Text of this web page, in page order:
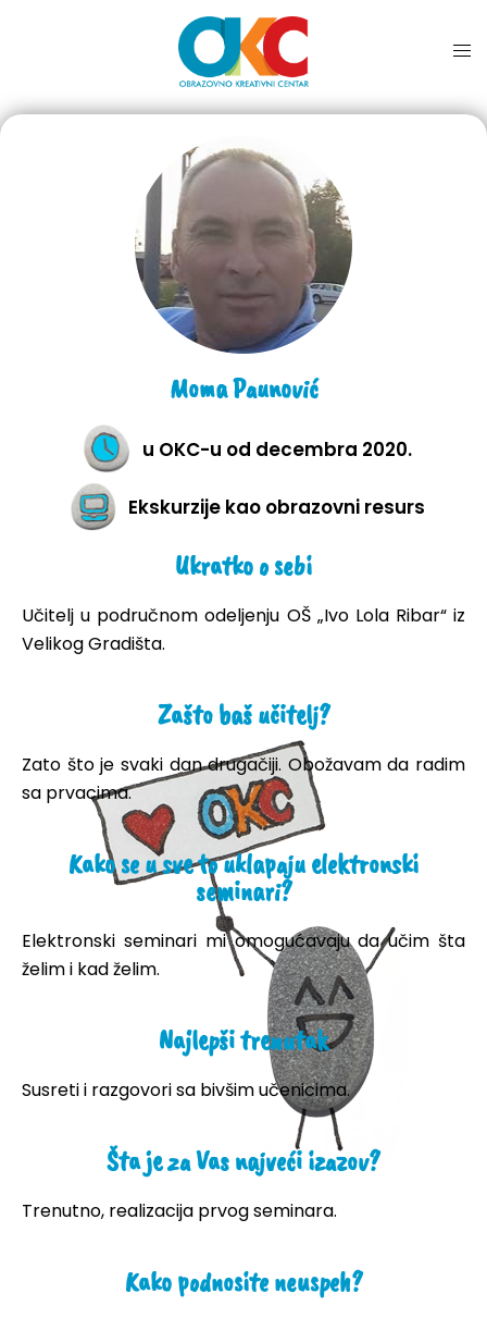
Moma Paunović
u OKC-u od decembra 2020.
Ekskurzije kao obrazovni resurs
Ukratko o sebi
Učitelj u područnom odeljenju OŠ „Ivo Lola Ribar“ iz
Velikog Gradišta.
Zašto baš učitelj?
Zato što je svaki dan drugačiji. Obožavam da radim
sa prvacima.
Kako se u sve to uklapaju elektronski
seminari?
Elektronski seminari mi omogućavaju da učim šta
želim i kad želim.
Najlepši trenutak
Susreti i razgovori sa bivšim učenicima.
Šta je za Vas najveći izazov?
Trenutno, realizacija prvog seminara.
Kako podnosite neuspeh?